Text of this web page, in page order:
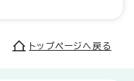
トップページへ戻る